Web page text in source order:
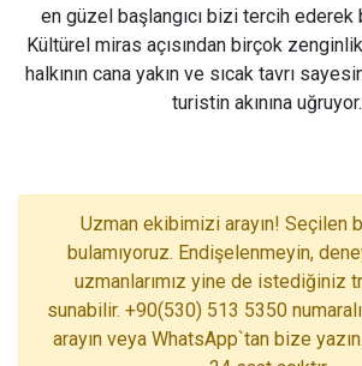
en güzel başlangıcı bizi tercih
Kültürel miras açısından birçok
halkının cana yakın ve sıcak tavrı
turistin akınına uğruyor.
Uzman ekibimizi arayın! Seçilen
bulamıyoruz. Endişelenmeyin,
uzmanlarımız yine de istediğiniz
sunabilir. +90(530) 513 5350
arayın veya WhatsApp`tan bize